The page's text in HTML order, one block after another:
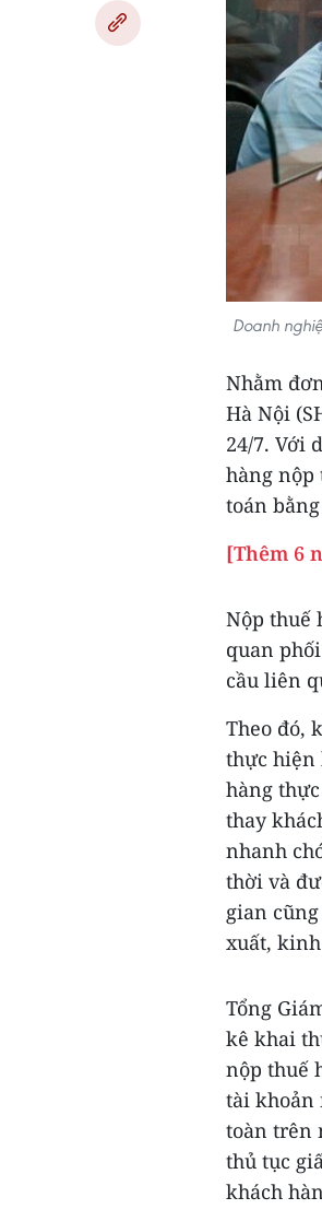
Doanh
Nhằm
Hà Nội
24/7. Với
hàng
toán
[Thêm 6
Nộp thuế
quan
cầu liên
Theo đó,
thực hiện
hàng
thay
nhanh
thời và
gian
xuất,
Tổng
kê khai
nộp thuế
tài khoản
toàn trên
thủ tục
khách